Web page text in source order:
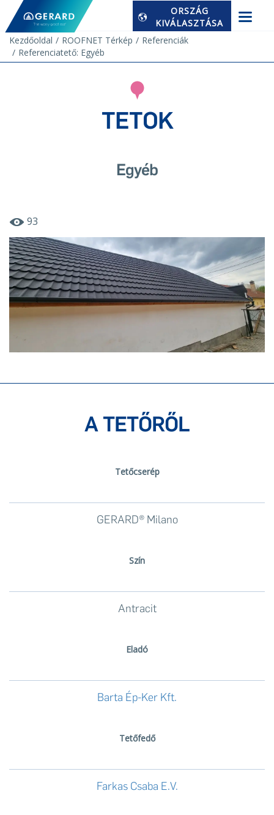
ORSZÁG
KIVÁLASZTÁSA
Kezdőoldal
ROOFNET Térkép
Referenciák
Referenciatető: Egyéb
TETOK
Egyéb
93
A TETŐRŐL
Tetőcserép
GERARD® Milano
Szín
Antracit
Eladó
Barta Ép-Ker Kft.
Tetőfedő
Farkas Csaba E.V.